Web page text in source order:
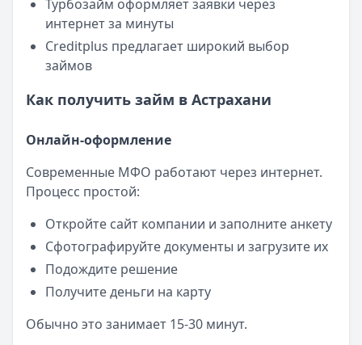
Турбозайм оформляет заявки через
интернет за минуты
Creditplus предлагает широкий выбор
займов
Как получить займ в Астрахани
Онлайн-оформление
Современные МФО работают через интернет.
Процесс простой:
Откройте сайт компании и заполните анкету
Сфотографируйте документы и загрузите их
Подождите решение
Получите деньги на карту
Обычно это занимает 15-30 минут.